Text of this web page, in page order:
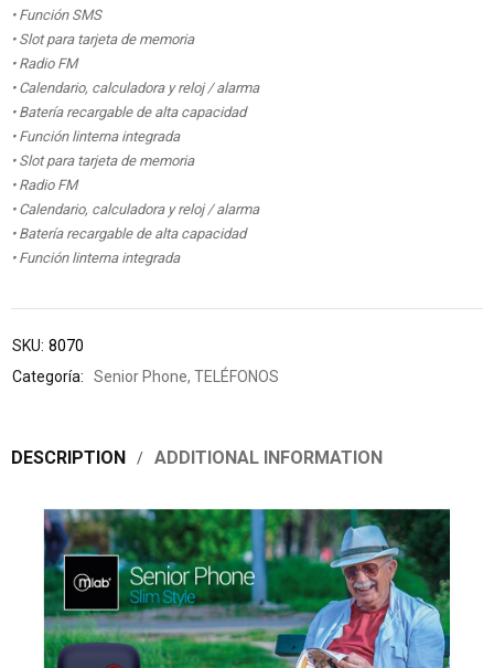
• Función SMS
• Slot para tarjeta de memoria
• Radio FM
• Calendario, calculadora y reloj / alarma
• Batería recargable de alta capacidad
• Función linterna integrada
• Slot para tarjeta de memoria
• Radio FM
• Calendario, calculadora y reloj / alarma
• Batería recargable de alta capacidad
• Función linterna integrada
SKU: 8070
Categoría:
Senior Phone, TELÉFONOS
DESCRIPTION ADDITIONAL INFORMATION